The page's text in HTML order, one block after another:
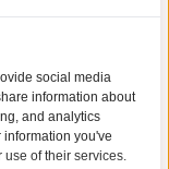
diameter heeft
wat de afmeting
u of
de herinnering aan
social media
information about
and analytics
you've
use of their services.